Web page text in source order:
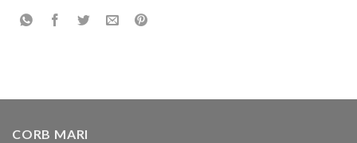
CORB MARI